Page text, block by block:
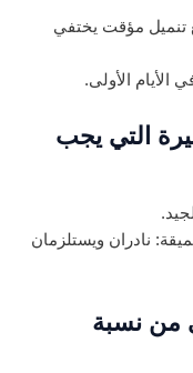
2-4 أسابيع مع تنميل مؤقت يختفي
الأولى.
التي يجب
نادران ويستلزمان
من نسبة